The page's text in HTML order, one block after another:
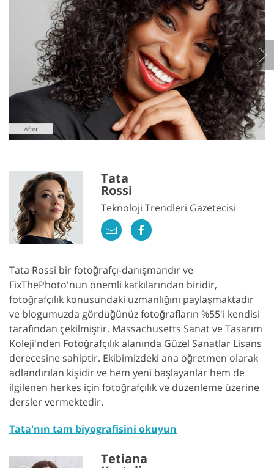
Tata
Rossi
Teknoloji Trendleri Gazetecisi
Tata Rossi bir fotoğrafçı-danışmandır ve
FixThePhoto'nun önemli katkılarından biridir,
fotoğrafçılık konusundaki uzmanlığını paylaşmaktadır
ve blogumuzda gördüğünüz fotoğrafların %55'i kendisi
tarafından çekilmiştir. Massachusetts Sanat ve Tasarım
Koleji'nden Fotoğrafçılık alanında Güzel Sanatlar Lisans
derecesine sahiptir. Ekibimizdeki ana öğretmen olarak
adlandırılan kişidir ve hem yeni başlayanlar hem de
ilgilenen herkes için fotoğrafçılık ve düzenleme üzerine
dersler vermektedir.
Tata'nın tam biyografisini okuyun
Tetiana